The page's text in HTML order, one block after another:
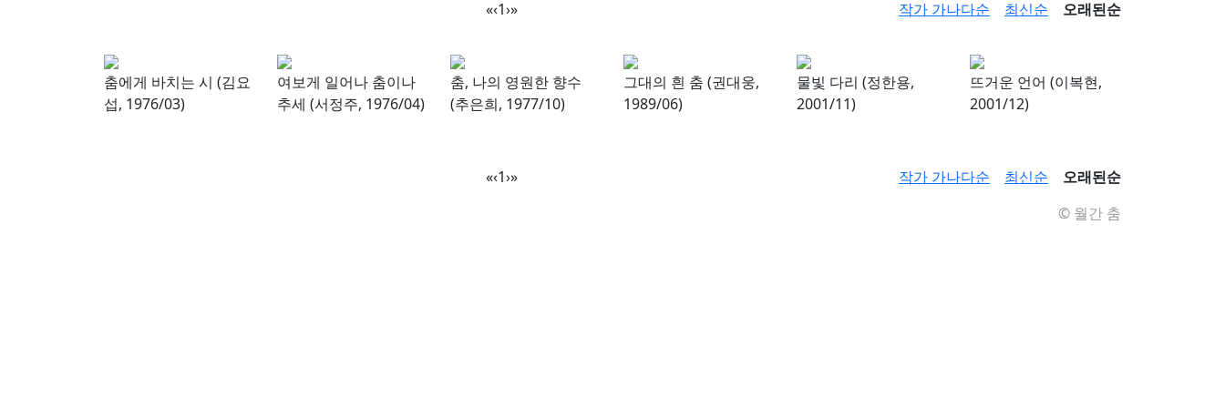
«‹1›» 작가 가나다순 최신순 오래된순
춤에게 바치는 시 (김요
섭, 1976/03)
여보게 일어나 춤이나
추세 (서정주, 1976/04)
춤, 나의 영원한 향수
(추은희, 1977/10)
그대의 흰 춤 (권대웅,
1989/06)
물빛 다리 (정한용,
2001/11)
뜨거운 언어 (이복현,
2001/12)
«‹1›» 작가 가나다순 최신순
오래된순
© 월간 춤